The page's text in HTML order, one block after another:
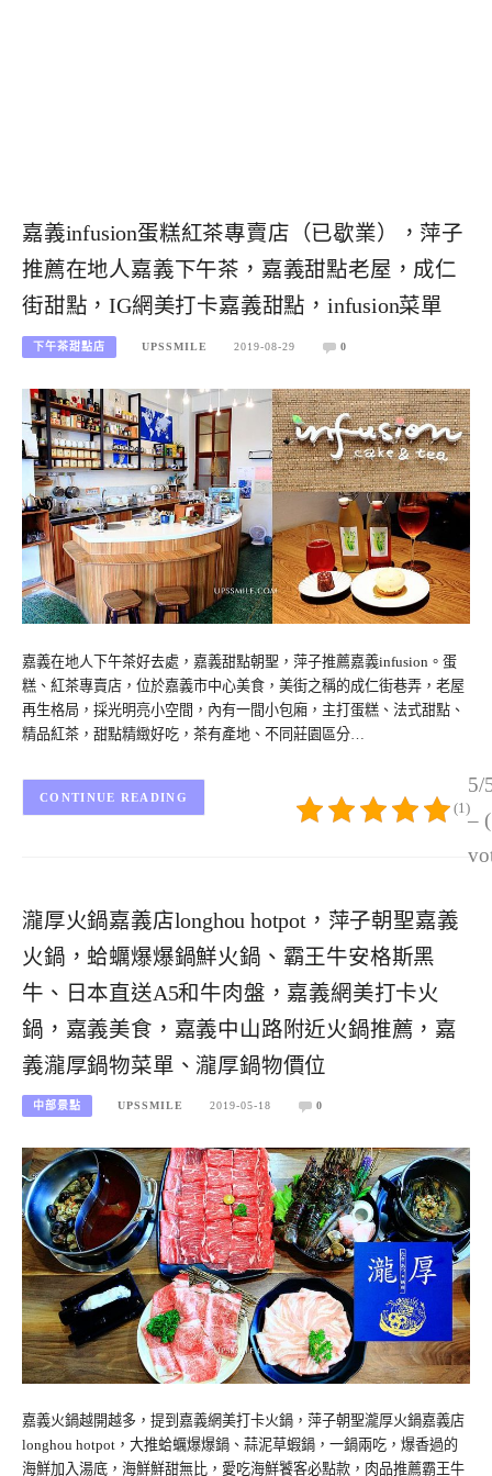
嘉義infusion蛋糕紅茶專賣店（已歇業），萍子
推薦在地人嘉義下午茶，嘉義甜點老屋，成仁
街甜點，IG網美打卡嘉義甜點，infusion菜單
下午茶甜點店 UPSSMILE 2019-08-29 0
嘉義在地人下午茶好去處，嘉義甜點朝聖，萍子推薦嘉義infusion。蛋
糕、紅茶專賣店，位於嘉義市中心美食，美街之稱的成仁街巷弄，老屋
再生格局，採光明亮小空間，內有一間小包廂，主打蛋糕、法式甜點、
精品紅茶，甜點精緻好吃，茶有產地、不同莊園區分…
5/
–
(1)
CONTINUE READING
瀧厚火鍋嘉義店longhou hotpot，萍子朝聖嘉義
火鍋，蛤蠣爆爆鍋鮮火鍋、霸王牛安格斯黑
牛、日本直送A5和牛肉盤，嘉義網美打卡火
鍋，嘉義美食，嘉義中山路附近火鍋推薦，嘉
義瀧厚鍋物菜單、瀧厚鍋物價位
中部景點 UPSSMILE 2019-05-18 0
嘉義火鍋越開越多，提到嘉義網美打卡火鍋，萍子朝聖瀧厚火鍋嘉義店
longhou hotpot，大推蛤蠣爆爆鍋、蒜泥草蝦鍋，一鍋兩吃，爆香過的
海鮮加入湯底，海鮮鮮甜無比，愛吃海鮮饕客必點款，肉品推薦霸王牛